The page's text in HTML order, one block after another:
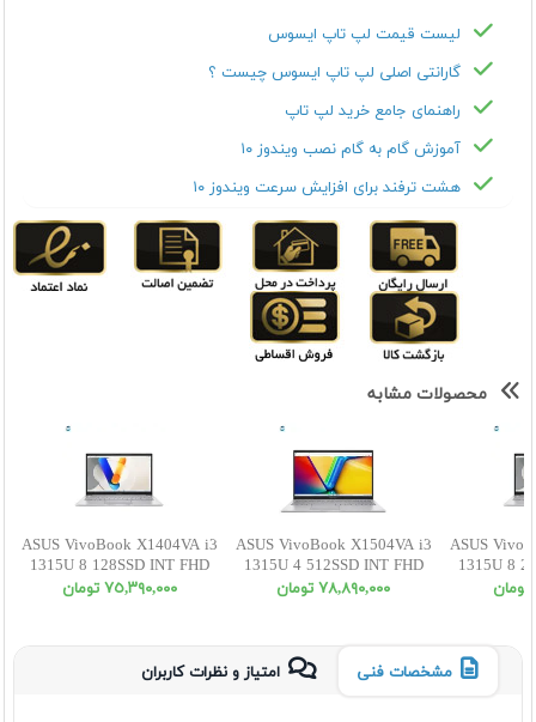
لیست قیمت لپ تاپ ایسوس
گارانتی اصلی لپ تاپ ایسوس چیست ؟
راهنمای جامع خرید لپ تاپ
آموزش گام به گام نصب ویندوز ۱۰
هشت ترفند برای افزایش سرعت ویندوز ۱۰
محصولات مشابه
ASUS VivoBook X1404VA i3
1315U 8 128SSD INT FHD
٧٥,٣٩٠,٠٠٠ تومان
ASUS VivoBook X1504VA i3
1315U 4 512SSD INT FHD
٧٨,٨٩٠,٠٠٠ تومان
ASUS
1315U 8
مشخصات فنی امتیاز و نظرات کاربران